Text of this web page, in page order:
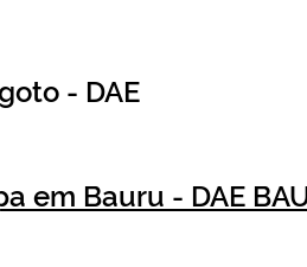
- DAE
em Bauru - DAE